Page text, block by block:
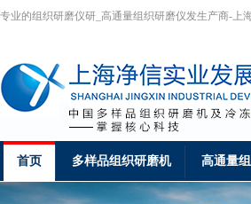
专业的组织研磨仪研_高通量组织研磨仪发生产商-上
首页 多样品组织研磨机 高通量